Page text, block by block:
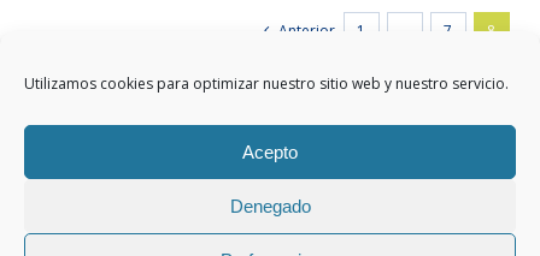
Utilizamos cookies para optimizar nuestro sitio web y nuestro servicio.
Acepto
Denegado
se
pueden
en
página
Anterior 1 7 8
Protección de Datos
|Política de calidad